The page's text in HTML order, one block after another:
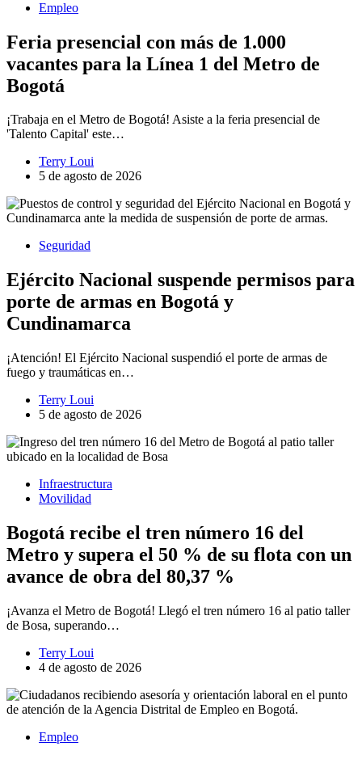
Empleo
Feria presencial con más de 1.000
vacantes para la Línea 1 del Metro de
Bogotá
¡Trabaja en el Metro de Bogotá! Asiste a la feria presencial de
'Talento Capital' este…
Terry Loui
5 de agosto de 2026
Seguridad
Ejército Nacional suspende permisos para
porte de armas en Bogotá y
Cundinamarca
¡Atención! El Ejército Nacional suspendió el porte de armas de
fuego y traumáticas en…
Terry Loui
5 de agosto de 2026
Infraestructura
Movilidad
Bogotá recibe el tren número 16 del
Metro y supera el 50 % de su flota con un
avance de obra del 80,37 %
¡Avanza el Metro de Bogotá! Llegó el tren número 16 al patio taller
de Bosa, superando…
Terry Loui
4 de agosto de 2026
Empleo